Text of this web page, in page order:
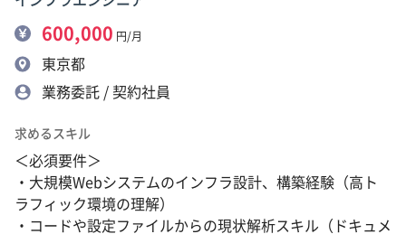
600,000 円/月
東京都
業務委託 / 契約社員
求めるスキル
＜必須要件＞
・大規模Webシステムのインフラ設計、構築経験（高ト
ラフィック環境の理解）
・コードや設定ファイルからの現状解析スキル（ドキュメ